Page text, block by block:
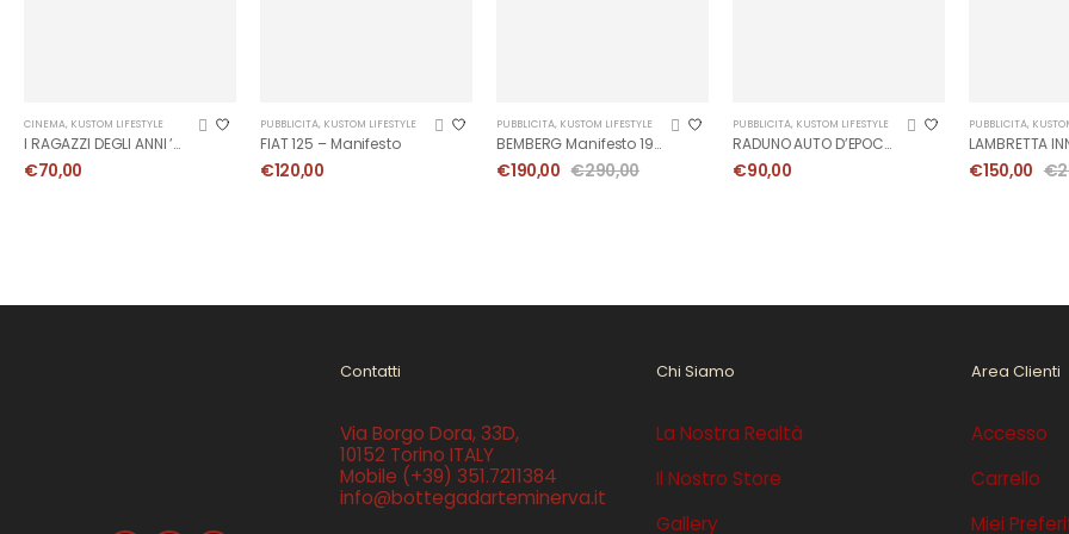
CINEMA, KUSTOM LIFESTYLE
I RAGAZZI DEGLI ANNI ’50
€70,00
PUBBLICITÀ, KUSTOM LIFESTYLE
FIAT 125 – Manifesto
€120,00
PUBBLICITÀ, KUSTOM LIFESTYLE
BEMBERG Manifesto 1973
€190,00 €290,00
PUBBLICITÀ, KUSTOM LIFESTYLE
RADUNO AUTO D’EPOCA REGISTRO FIAT – Manifesto
€90,00
PUBBLICITÀ,
€150,00 €
Contatti
Via Borgo Dora, 33D,
10152 Torino ITALY
Mobile (+39) 351.7211384
info@bottegadarteminerva.it
Chi Siamo
La Nostra Realtà
Il Nostro Store
Gallery
Area Clienti
Accesso
Carrello
Miei